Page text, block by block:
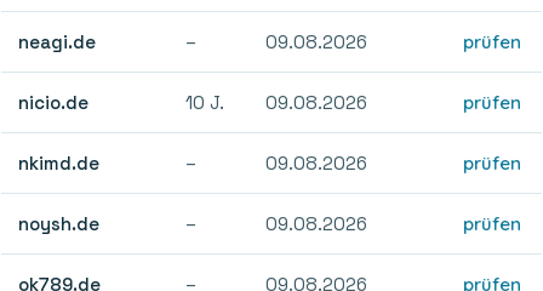
neagi.de – 09.08.2026 prüfen
nicio.de 10 J. 09.08.2026 prüfen
nkimd.de – 09.08.2026 prüfen
noysh.de – 09.08.2026 prüfen
ok789.de – 09.08.2026 prüfen